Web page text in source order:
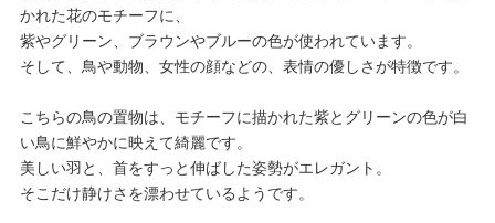
かれた花のモチーフに、
紫やグリーン、ブラウンやブルーの色が使われています。
そして、鳥や動物、女性の顔などの、表情の優しさが特徴です。
こちらの鳥の置物は、モチーフに描かれた紫とグリーンの色が白
い鳥に鮮やかに映えて綺麗です。
美しい羽と、首をすっと伸ばした姿勢がエレガント。
そこだけ静けさを漂わせているようです。